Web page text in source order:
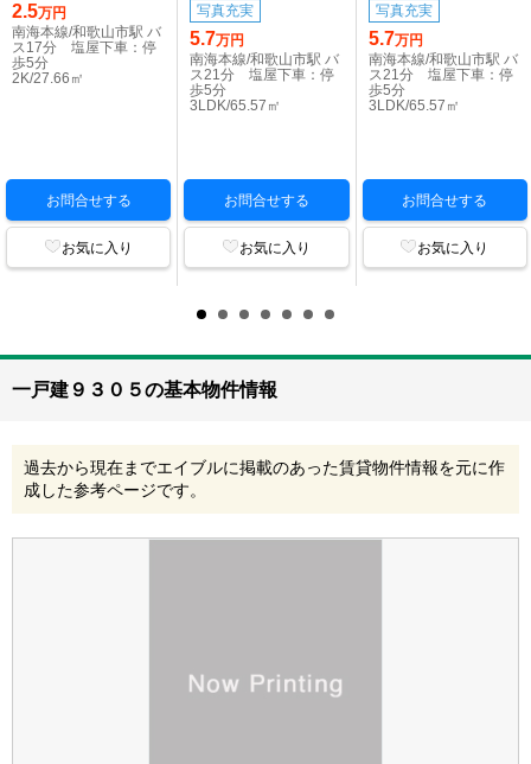
2.5万円
南海本線/和歌山市駅 バ
ス17分 塩屋下車：停
歩5分
2K/27.66㎡
お問合せする
お気に入り
写真充実
5.7万円
南海本線/和歌山市駅 バ
ス21分 塩屋下車：停
歩5分
3LDK/65.57㎡
お問合せする
お気に入り
写真充実
5.7万円
南海本線/和歌山市駅 バ
ス21分 塩屋下車：停
歩5分
3LDK/65.57㎡
お問合せする
お気に入り
一戸建９３０５の基本物件情報
過去から現在までエイブルに掲載のあった賃貸物件情報を元に作
成した参考ページです。